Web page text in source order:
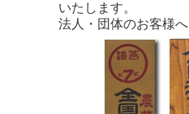
いたします。
法人・団体のお客様へ